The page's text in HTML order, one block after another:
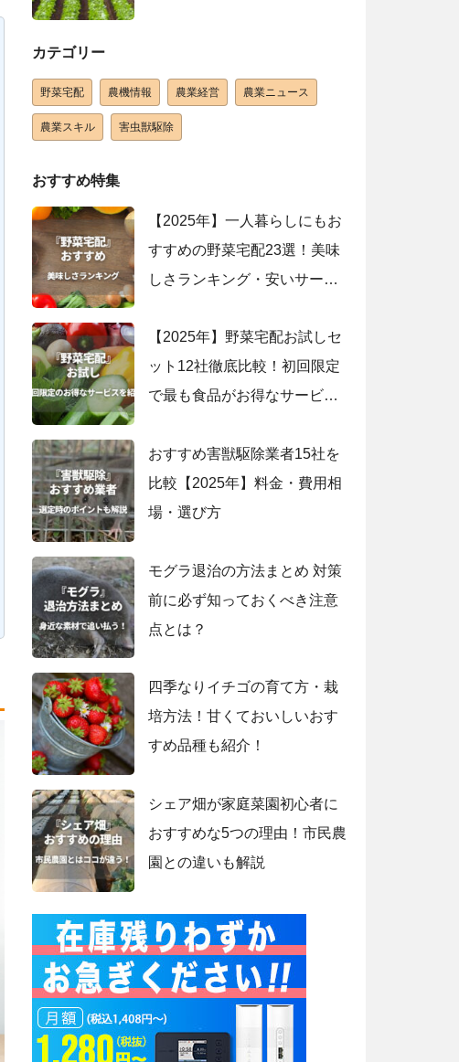
カテゴリー
野菜宅配 農機情報 農業経営 農業ニュース
農業スキル 害虫獣駆除
おすすめ特集
【2025年】一人暮らしにもお
すすめの野菜宅配23選！美味
しさランキング・安いサービ
【2025年】野菜宅配お試しセ
ット12社徹底比較！初回限定
で最も食品がお得なサービス
おすすめ害獣駆除業者15社を
比較【2025年】料金・費用相
場・選び方
モグラ退治の方法まとめ 対策
前に必ず知っておくべき注意
点とは？
四季なりイチゴの育て方・栽
培方法！甘くておいしいおす
すめ品種も紹介！
シェア畑が家庭菜園初心者に
おすすめな5つの理由！市民農
園との違いも解説